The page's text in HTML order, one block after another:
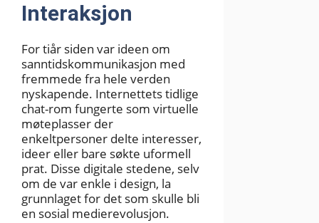
Interaksjon
For tiår siden var ideen om
sanntidskommunikasjon med
fremmede fra hele verden
nyskapende. Internettets tidlige
chat-rom fungerte som virtuelle
møteplasser der
enkeltpersoner delte interesser,
ideer eller bare søkte uformell
prat. Disse digitale stedene, selv
om de var enkle i design, la
grunnlaget for det som skulle bli
en sosial medierevolusjon.